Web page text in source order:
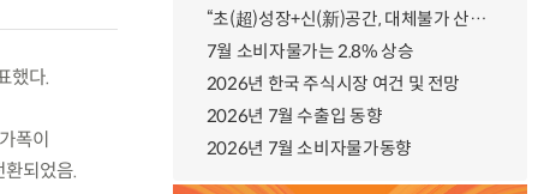
했다.
폭이
되었음.
“초(超)성장+신(新)공간, 대체불가 산업강국”
7월 소비자물가는 2.8% 상승
2026년 한국 주식시장 여건 및 전망
2026년 7월 수출입 동향
2026년 7월 소비자물가동향